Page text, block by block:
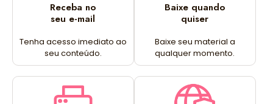
Receba no
seu e-mail
Tenha acesso imediato ao
seu conteúdo.
Baixe quando
quiser
Baixe seu material a
qualquer momento.